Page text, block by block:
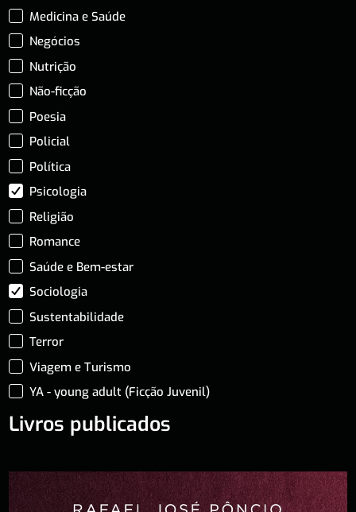
Medicina e Saúde
Negócios
Nutrição
Não-ficção
Poesia
Policial
Política
Psicologia
Religião
Romance
Saúde e Bem-estar
Sociologia
Sustentabilidade
Terror
Viagem e Turismo
YA - young adult (Ficção Juvenil)
Livros publicados